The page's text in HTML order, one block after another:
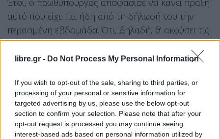
libre.gr - Do Not Process My Personal Information
If you wish to opt-out of the sale, sharing to third parties, or
processing of your personal or sensitive information for
targeted advertising by us, please use the below opt-out
section to confirm your selection. Please note that after your
opt-out request is processed you may continue seeing
interest-based ads based on personal information utilized by
Έτσι, ο πρωθυπουργός αποφάσισε να κάνει πράξη
αυτό που είχε πει ήδη από τη δήλωσή του την
περασμένη εβδομάδα. Ότι, δηλαδή, θ’ ακούσει τις
συστάσεις των ειδικών και ότι θα διασφαλίσει τη
δημόσια υγεία, με στόχο να μη χαθούν
δυνατές. Και το έπραξε μέσω της (αρμόδιας)
υπουργού Παιδείας, Νίκης Κεραμέως.
Η απόφαση, ωστόσο, έχει και πολιτικά
χαρακτηριστικά, καθώς ενδέχεται να φέρει